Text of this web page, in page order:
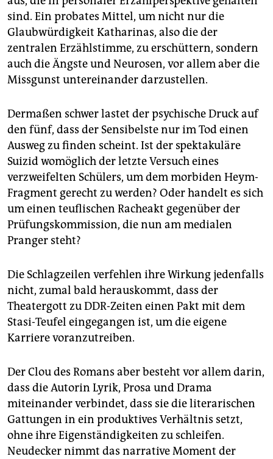
sind. Ein probates Mittel, um nicht nur die
Glaubwürdigkeit Katharinas, also die der
zentralen Erzählstimme, zu erschüttern, sondern
auch die Ängste und Neurosen, vor allem aber die
Missgunst untereinander darzustellen.
Dermaßen schwer lastet der psychische Druck auf
den fünf, dass der Sensibelste nur im Tod einen
Ausweg zu finden scheint. Ist der spektakuläre
Suizid womöglich der letzte Versuch eines
verzweifelten Schülers, um dem morbiden Heym-
Fragment gerecht zu werden? Oder handelt es sich
um einen teuflischen Racheakt gegenüber der
Prüfungskommission, die nun am medialen
Pranger steht?
Die Schlagzeilen verfehlen ihre Wirkung jedenfalls
nicht, zumal bald herauskommt, dass der
Theatergott zu DDR-Zeiten einen Pakt mit dem
Stasi-Teufel eingegangen ist, um die eigene
Karriere voranzutreiben.
Der Clou des Romans aber besteht vor allem darin,
dass die Autorin Lyrik, Prosa und Drama
miteinander verbindet, dass sie die literarischen
Gattungen in ein produktives Verhältnis setzt,
ohne ihre Eigenständigkeiten zu schleifen.
Neudecker nimmt das narrative Moment der